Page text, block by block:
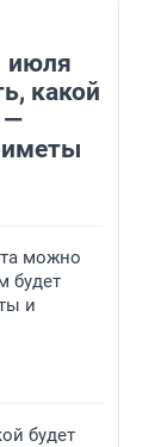
июля
какой
—
можно
будет
и
будет